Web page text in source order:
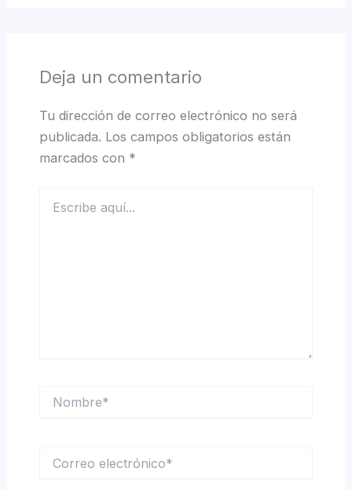
Deja un comentario
Tu dirección de correo electrónico no será
publicada. Los campos obligatorios están
marcados con *
aquí...
electrónico*